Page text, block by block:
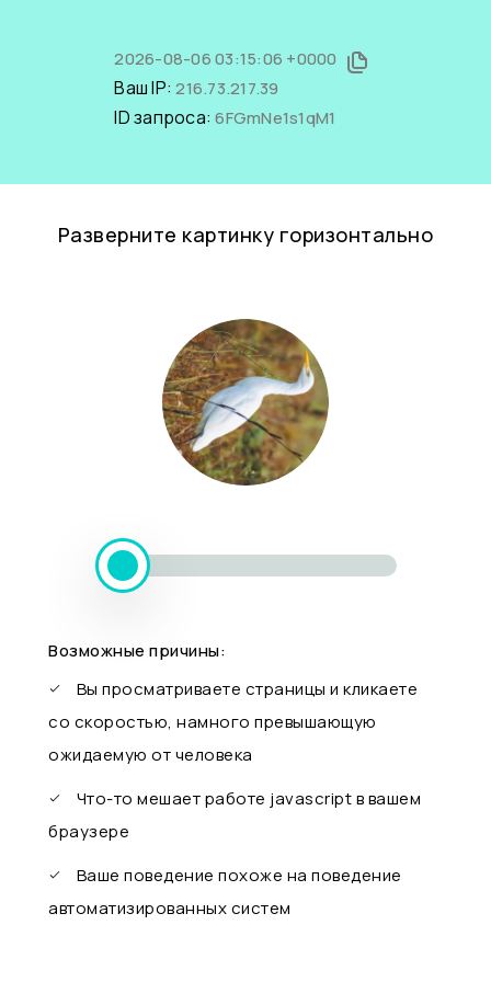
2026-08-06 03:15:06 +0000
Ваш IP:216.73.217.39
ID запроса:6FGmNe1s1qM1
Разверните картинку горизонтально
Возможные причины:
Вы просматриваете страницы и кликаете
со скоростью, намного превышающую
ожидаемую от человека
Что-то мешает работе javascript в вашем
браузере
Ваше поведение похоже на поведение
автоматизированных систем